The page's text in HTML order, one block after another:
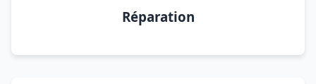
Réparation